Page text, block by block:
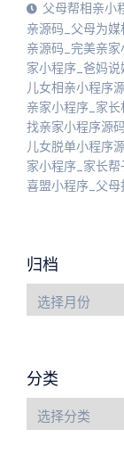
父母帮相亲小
亲源码_父母为
亲源码_完美亲
家小程序_爸妈
儿女相亲小程序
亲家小程序_家
找亲家小程序源
儿女脱单小程序
家小程序_家长
喜盟小程序_父
归档
分类